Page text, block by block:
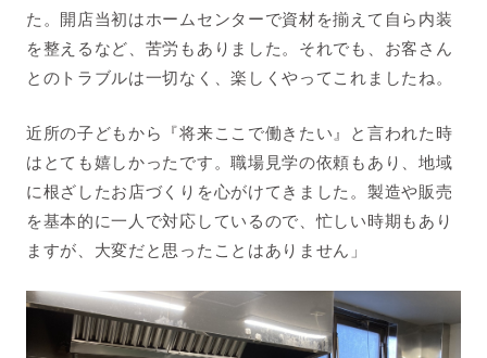
た。開店当初はホームセンターで資材を揃えて自ら内装
を整えるなど、苦労もありました。それでも、お客さん
とのトラブルは一切なく、楽しくやってこれましたね。
近所の子どもから『将来ここで働きたい』と言われた時
はとても嬉しかったです。職場見学の依頼もあり、地域
に根ざしたお店づくりを心がけてきました。製造や販売
を基本的に一人で対応しているので、忙しい時期もあり
ますが、大変だと思ったことはありません」